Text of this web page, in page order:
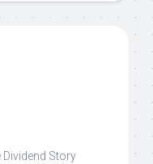
Dividend Story